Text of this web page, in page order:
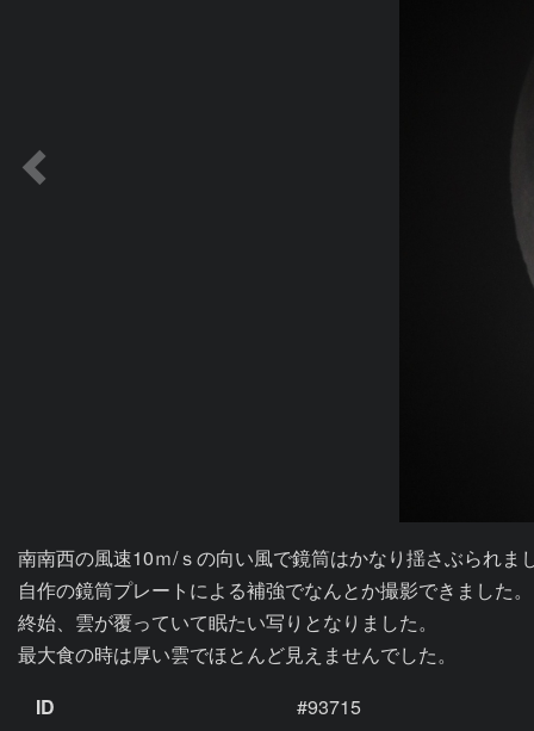
南南西の風速10ｍ/ｓの向い風で鏡筒はかなり揺さぶられま
自作の鏡筒プレートによる補強でなんとか撮影できました。
終始、雲が覆っていて眠たい写りとなりました。
最大食の時は厚い雲でほとんど見えませんでした。
ID
#93715